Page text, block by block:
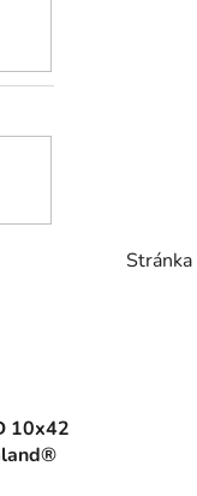
10x42
Stránka